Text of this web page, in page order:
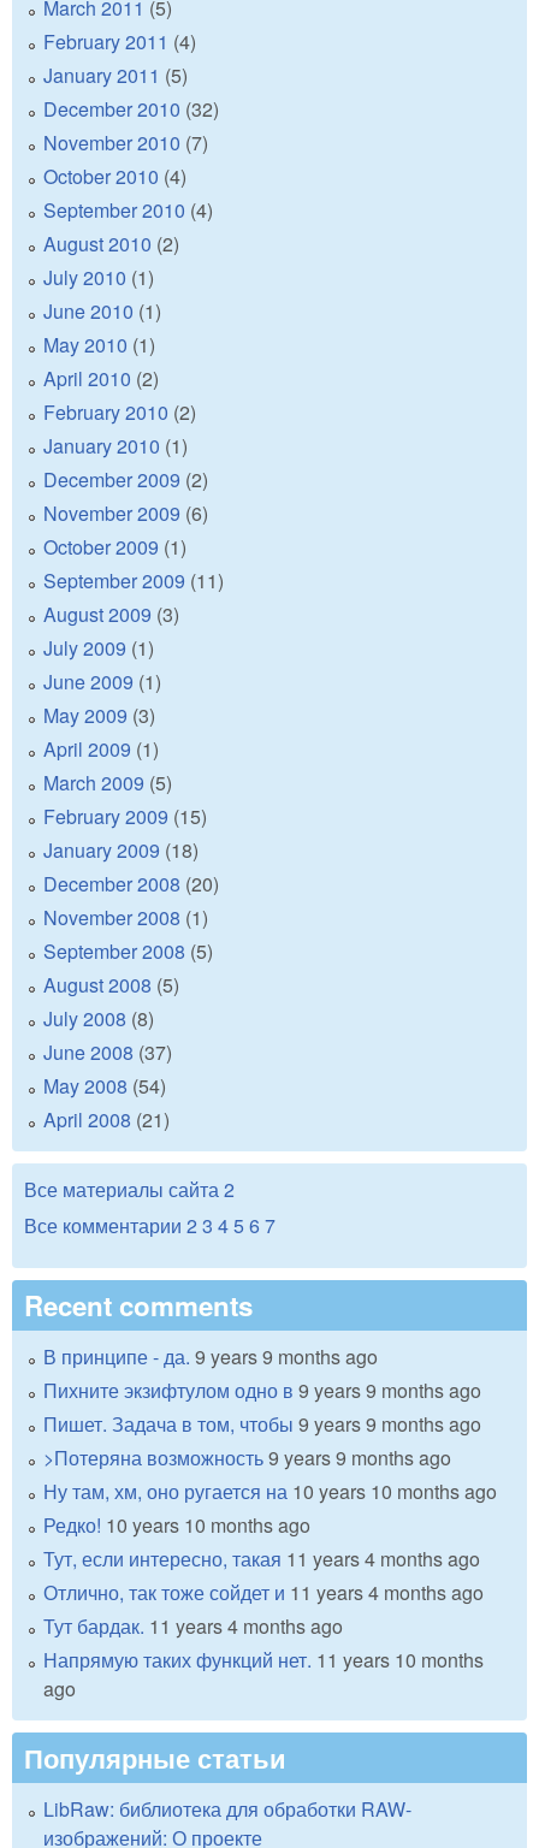
March 2011 (5)
February 2011 (4)
January 2011 (5)
December 2010 (32)
November 2010 (7)
October 2010 (4)
September 2010 (4)
August 2010 (2)
July 2010 (1)
June 2010 (1)
May 2010 (1)
April 2010 (2)
February 2010 (2)
January 2010 (1)
December 2009 (2)
November 2009 (6)
October 2009 (1)
September 2009 (11)
August 2009 (3)
July 2009 (1)
June 2009 (1)
May 2009 (3)
April 2009 (1)
March 2009 (5)
February 2009 (15)
January 2009 (18)
December 2008 (20)
November 2008 (1)
September 2008 (5)
August 2008 (5)
July 2008 (8)
June 2008 (37)
May 2008 (54)
April 2008 (21)
Все материалы сайта2
Все комментарии 2 3 4567
Recent comments
В принципе - да. 9 years 9 months ago
Пихните экзифтулом одно в 9 years 9 months ago
Пишет. Задача в том, чтобы 9 years 9 months ago
>Потеряна возможность9 years 9 months ago
Ну там, хм, оно ругается на 10 years 10 months ago
Редко! 10 years 10 months ago
Тут, если интересно, такая 11 years 4 months ago
Отлично, так тоже сойдет и 11 years 4 months ago
Тут бардак. 11 years 4 months ago
Напрямую таких функций нет. 11 years 10 months
ago
Популярные статьи
LibRaw: библиотека для обработки RAW-
изображений: О проекте